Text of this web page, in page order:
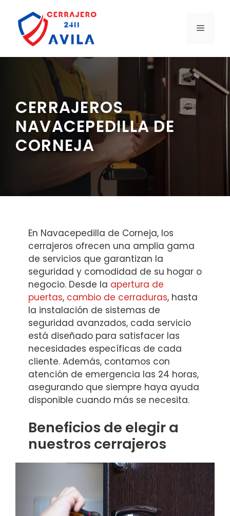
contenido
MENÚ
CERRAJEROS
NAVACEPEDILLA DE
CORNEJA
En Navacepedilla de Corneja, los
cerrajeros ofrecen una amplia gama
de servicios que garantizan la
seguridad y comodidad de su hogar o
negocio. Desde la apertura de
puertas, cambio de cerraduras, hasta
la instalación de sistemas de
seguridad avanzados, cada servicio
está diseñado para satisfacer las
necesidades específicas de cada
cliente. Además, contamos con
atención de emergencia las 24 horas,
asegurando que siempre haya ayuda
disponible cuando más se necesita.
Beneficios de elegir a
nuestros cerrajeros